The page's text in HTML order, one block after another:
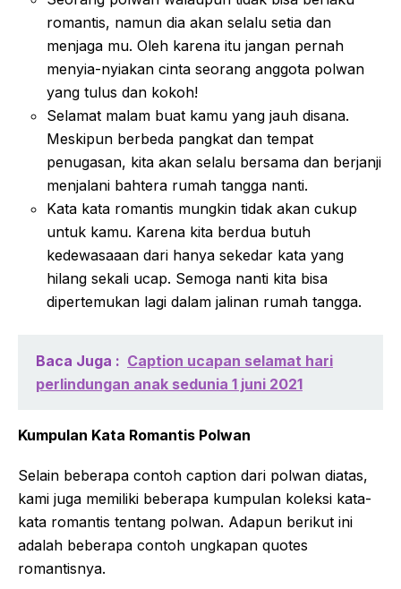
romantis, namun dia akan selalu setia dan
menjaga mu. Oleh karena itu jangan pernah
menyia-nyiakan cinta seorang anggota polwan
yang tulus dan kokoh!
Selamat malam buat kamu yang jauh disana.
Meskipun berbeda pangkat dan tempat
penugasan, kita akan selalu bersama dan berjanji
menjalani bahtera rumah tangga nanti.
Kata kata romantis mungkin tidak akan cukup
untuk kamu. Karena kita berdua butuh
kedewasaaan dari hanya sekedar kata yang
hilang sekali ucap. Semoga nanti kita bisa
dipertemukan lagi dalam jalinan rumah tangga.
Baca Juga : Caption ucapan selamat hari
perlindungan anak sedunia 1 juni 2021
Kumpulan Kata Romantis Polwan
Selain beberapa contoh caption dari polwan diatas,
kami juga memiliki beberapa kumpulan koleksi kata-
kata romantis tentang polwan. Adapun berikut ini
adalah beberapa contoh ungkapan quotes
romantisnya.